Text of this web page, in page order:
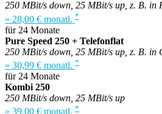
250 MBit/s down, 25 MBit/s up, z. B. in
» 28,00 € monatl. *
für 24 Monate
Pure Speed 250 + Telefonflat
250 MBit/s down, 25 MBit/s up, z. B. in
» 30,99 € monatl. *
für 24 Monate
Kombi 250
250 MBit/s down, 25 MBit/s up
» 39,00 € monatl. *